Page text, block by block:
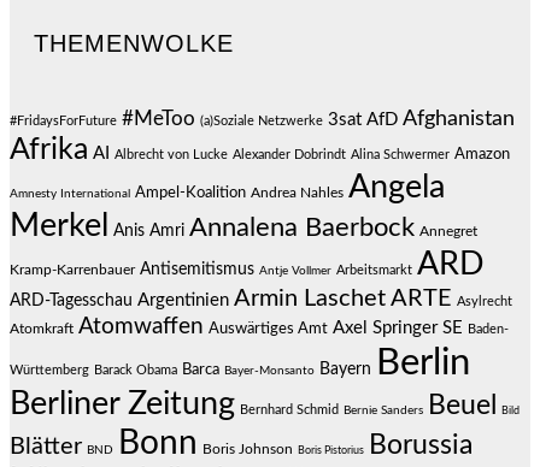
THEMENWOLKE
#FridaysForFuture #MeToo (a)Soziale Netzwerke 3sat AfD Afghanistan
Afrika AI Albrecht von Lucke Alexander Dobrindt Alina Schwermer Amazon
Amnesty International Ampel-Koalition Andrea Nahles Angela
Merkel
Anis Amri Annalena Baerbock Annegret
Kramp-Karrenbauer Antisemitismus Antje Vollmer Arbeitsmarkt ARD
ARD-Tagesschau Argentinien Armin Laschet ARTE Asylrecht
Atomkraft Atomwaffen Auswärtiges Amt Axel Springer SE Baden-
Württemberg Barack Obama Barca Bayer-Monsanto Bayern Berlin
Berliner Zeitung Bernhard Schmid Bernie Sanders Beuel Bild
Blätter BND Bonn Boris Johnson Boris Pistorius
Borussia